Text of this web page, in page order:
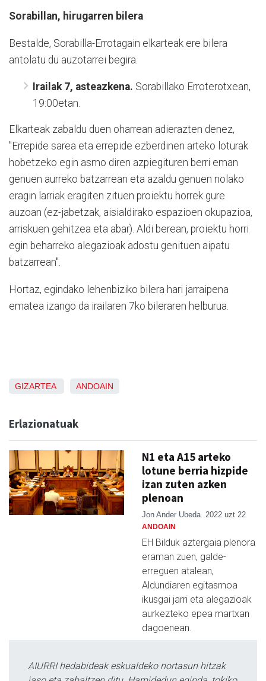
Sorabillan, hirugarren bilera
Bestalde, Sorabilla-Errotagain elkarteak ere bilera
antolatu du auzotarrei begira.
Irailak 7, asteazkena. Sorabillako Erroterotxean,
19:00etan.
Elkarteak zabaldu duen oharrean adierazten denez,
"Errepide sarea eta errepide ezberdinen arteko loturak
hobetzeko egin asmo diren azpiegituren berri eman
genuen aurreko batzarrean eta azaldu genuen nolako
eragin larriak eragiten zituen proiektu horrek gure
auzoan (ez-jabetzak, aisialdirako espazioen okupazioa,
arriskuen gehitzea eta abar). Aldi berean, proiektu horri
egin beharreko alegazioak adostu genituen aipatu
batzarrean".
Hortaz, egindako lehenbiziko bilera hari jarraipena
ematea izango da irailaren 7ko bileraren helburua.
GIZARTEA ANDOAIN
Erlazionatuak
N1 eta A15 arteko
lotune berria hizpide
izan zuten azken
plenoan
Jon Ander Ubeda 2022 uzt 22
ANDOAIN
EH Bilduk aztergaia plenora
eraman zuen, galde-
erreguen atalean,
Aldundiaren egitasmoa
ikusgai jarri eta alegazioak
aurkezteko epea martxan
dagoenean.
AIURRI hedabideak eskualdeko nortasun hitzak